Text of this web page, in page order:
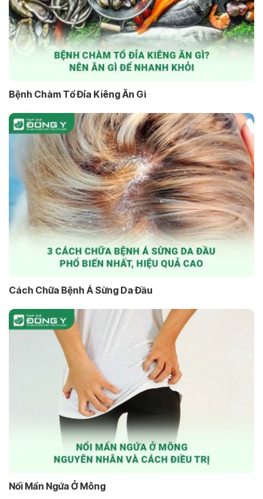
Bệnh Chàm Tổ Đỉa Kiêng Ăn Gì
Cách Chữa Bệnh Á Sừng Da Đầu
Nổi Mẩn Ngứa Ở Mông